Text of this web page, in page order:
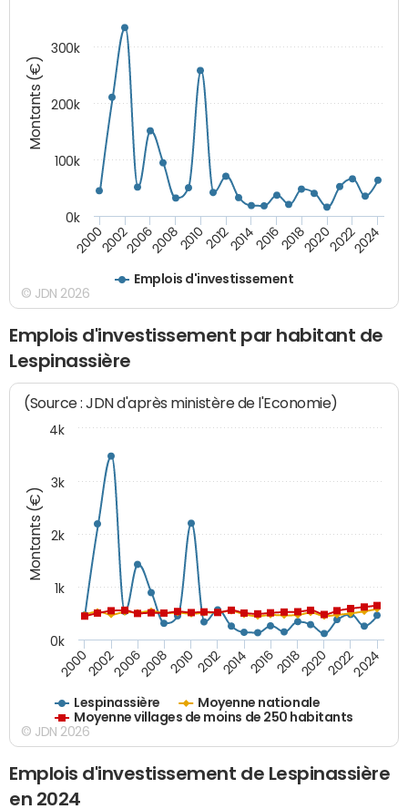
Montants (€)
Emplois d'investissement
200020022006200820102012201420162018202020222024
0k
100k
200k
300k
© JDN 2026
Emplois d'investissement par habitant de
Lespinassière
Montants (€)
(Source : JDN d'après ministère de l'Economie)
Lespinassière
Moyenne nationale
Moyenne villages de moins de 250 habitants
20002002200620082010 2012201420162018202020222024
0k
1k
2k
3k
4k
© JDN 2026
Emplois d'investissement de Lespinassière
en 2024